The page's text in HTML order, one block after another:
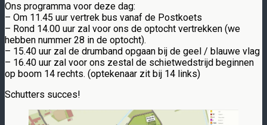
Ons programma voor deze dag:
– Om 11.45 uur vertrek bus vanaf de Postkoets
– Rond 14.00 uur zal voor ons de optocht vertrekken (we
hebben nummer 28 in de optocht).
– 15.40 uur zal de drumband opgaan bij de geel / blauwe vlag
– 16.40 uur zal voor ons zestal de schietwedstrijd beginnen
op boom 14 rechts. (optekenaar zit bij 14 links)
Schutters succes!